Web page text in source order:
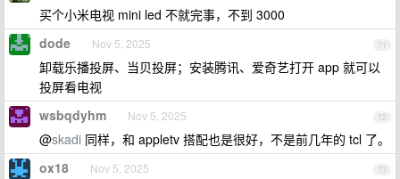
买个小米电视 mini led 不就完事，不到 3000
71
dode Nov 5, 2025
卸载乐播投屏、当贝投屏；安装腾讯、爱奇艺打开 app 就可以
投屏看电视
72
wsbqdyhm Nov 5, 2025
@skadi 同样，和 appletv 搭配也是很好，不是前几年的 tcl 了。
73
ox18 Nov 5, 2025